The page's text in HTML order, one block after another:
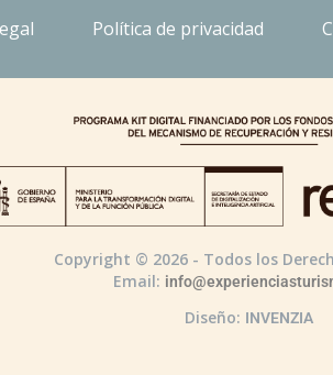
Política de privacidad
Copyright © 2026 - Todos los
Email:
Diseño: INVENZIA